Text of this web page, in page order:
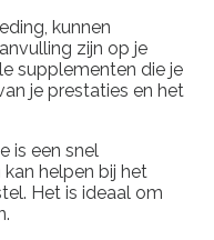
kunnen
zijn op je
supplementen die je
je prestaties en het
is een snel
helpen bij het
Het is ideaal om